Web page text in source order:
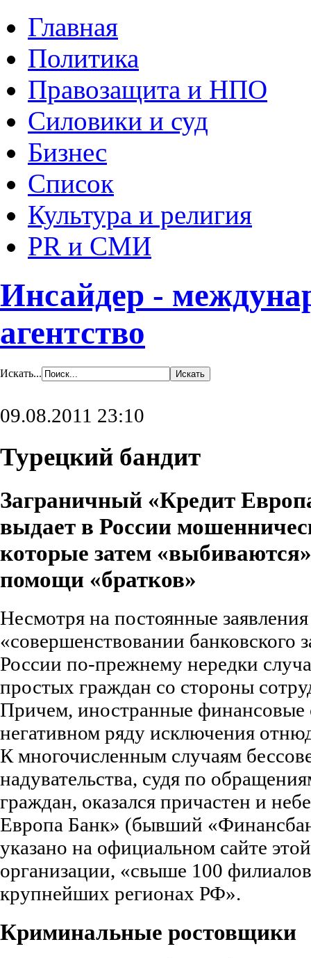
Главная
Политика
Правозащита и НПО
Силовики и суд
Бизнес
Список
Культура и религия
PR и СМИ
Инсайдер -
агентство
Искать...
09.08.2011 23:10
Турецкий бандит
Заграничный «Кредит
выдает в России
которые затем
помощи «братков»
Несмотря на постоянные
«совершенствовании банковского
России по-прежнему нередки
простых граждан со стороны
Причем, иностранные финансовые
негативном ряду исключения
К многочисленным случаям
надувательства, судя по
граждан, оказался причастен и
Европа Банк» (бывший
указано на официальном сайте
организации, «свыше 100
крупнейших регионах РФ».
Криминальные ростовщики